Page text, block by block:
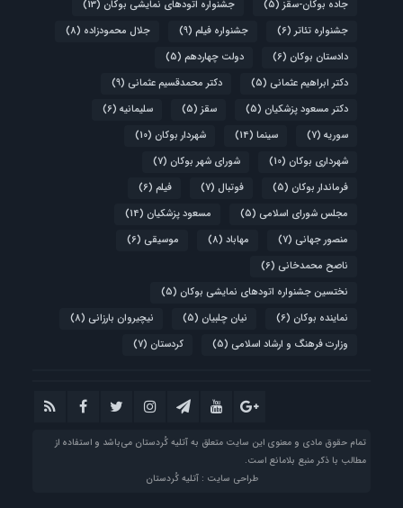
جاده بوکان-سقز(5) جشنواره اتودهای نمایشی بوکان (13)
جشنواره تئاتر(6) جشنواره فیلم (9) جلال محمودزاده (8)
دادستان بوکان (6) دولت چهاردهم (5)
دکتر ابراهیم عثمانی (5) دکتر محمدقسیم عثمانی (9)
دکتر مسعود پزشکیان (5) سقز(5) سلیمانیه (6)
سوریه (7) سینما (14) شهردار بوکان (10)
شهرداری بوکان (10) شورای شهر بوکان (7)
فرماندار بوکان (5) فوتبال (7) فیلم (6)
مجلس شورای اسلامی (5) مسعود پزشکیان (14)
منصور جهانی (7) مهاباد (8) موسیقی (6)
ناصح محمدخانی (6)
نختسین جشنواره اتودهای نمایشی بوکان (5)
نماینده بوکان (6) نیان چلبیان (5) نیچیروان بارزانی (8)
وزارت فرهنگ و ارشاد اسلامی (5) کردستان (7)
تمام حقوق مادی و معنوی این سایت متعلق به آتلیه‌ کُردستان می‌باشد و استفاده از
مطالب با ذکر منبع بلامانع است.
طراحی سایت : آتلیه کُردستان